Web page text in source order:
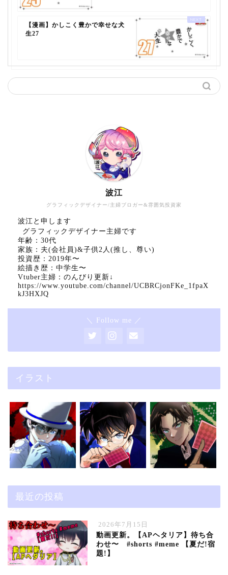
【漫画】かしこく豊かで幸せな犬
生27
グラフィックデザイナー/主婦ブロガー&雰囲気投資家
波江
波江と申します
グラフィックデザイナー主婦です
年齢：30代
家族：夫(会社員)&子供2人(推し、尊い)
投資歴：2019年〜
絵描き歴：中学生〜
Vtuber主婦：のんびり更新↓
https://www.youtube.com/channel/UCBRCjonFKe_1fpaX
kJ3HXJQ
＼ Follow me ／
イラスト
最近の投稿
2026年7月15日
動画更新。【APヘタリア】待ち合
わせ〜 #shorts #meme 【夏だ!宿
題!】